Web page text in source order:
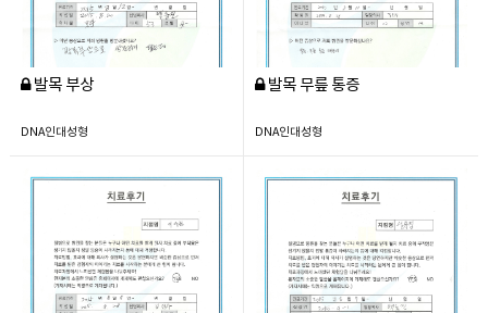
발목 부상
DNA인대성형
발목 무릎 통증
DNA인대성형